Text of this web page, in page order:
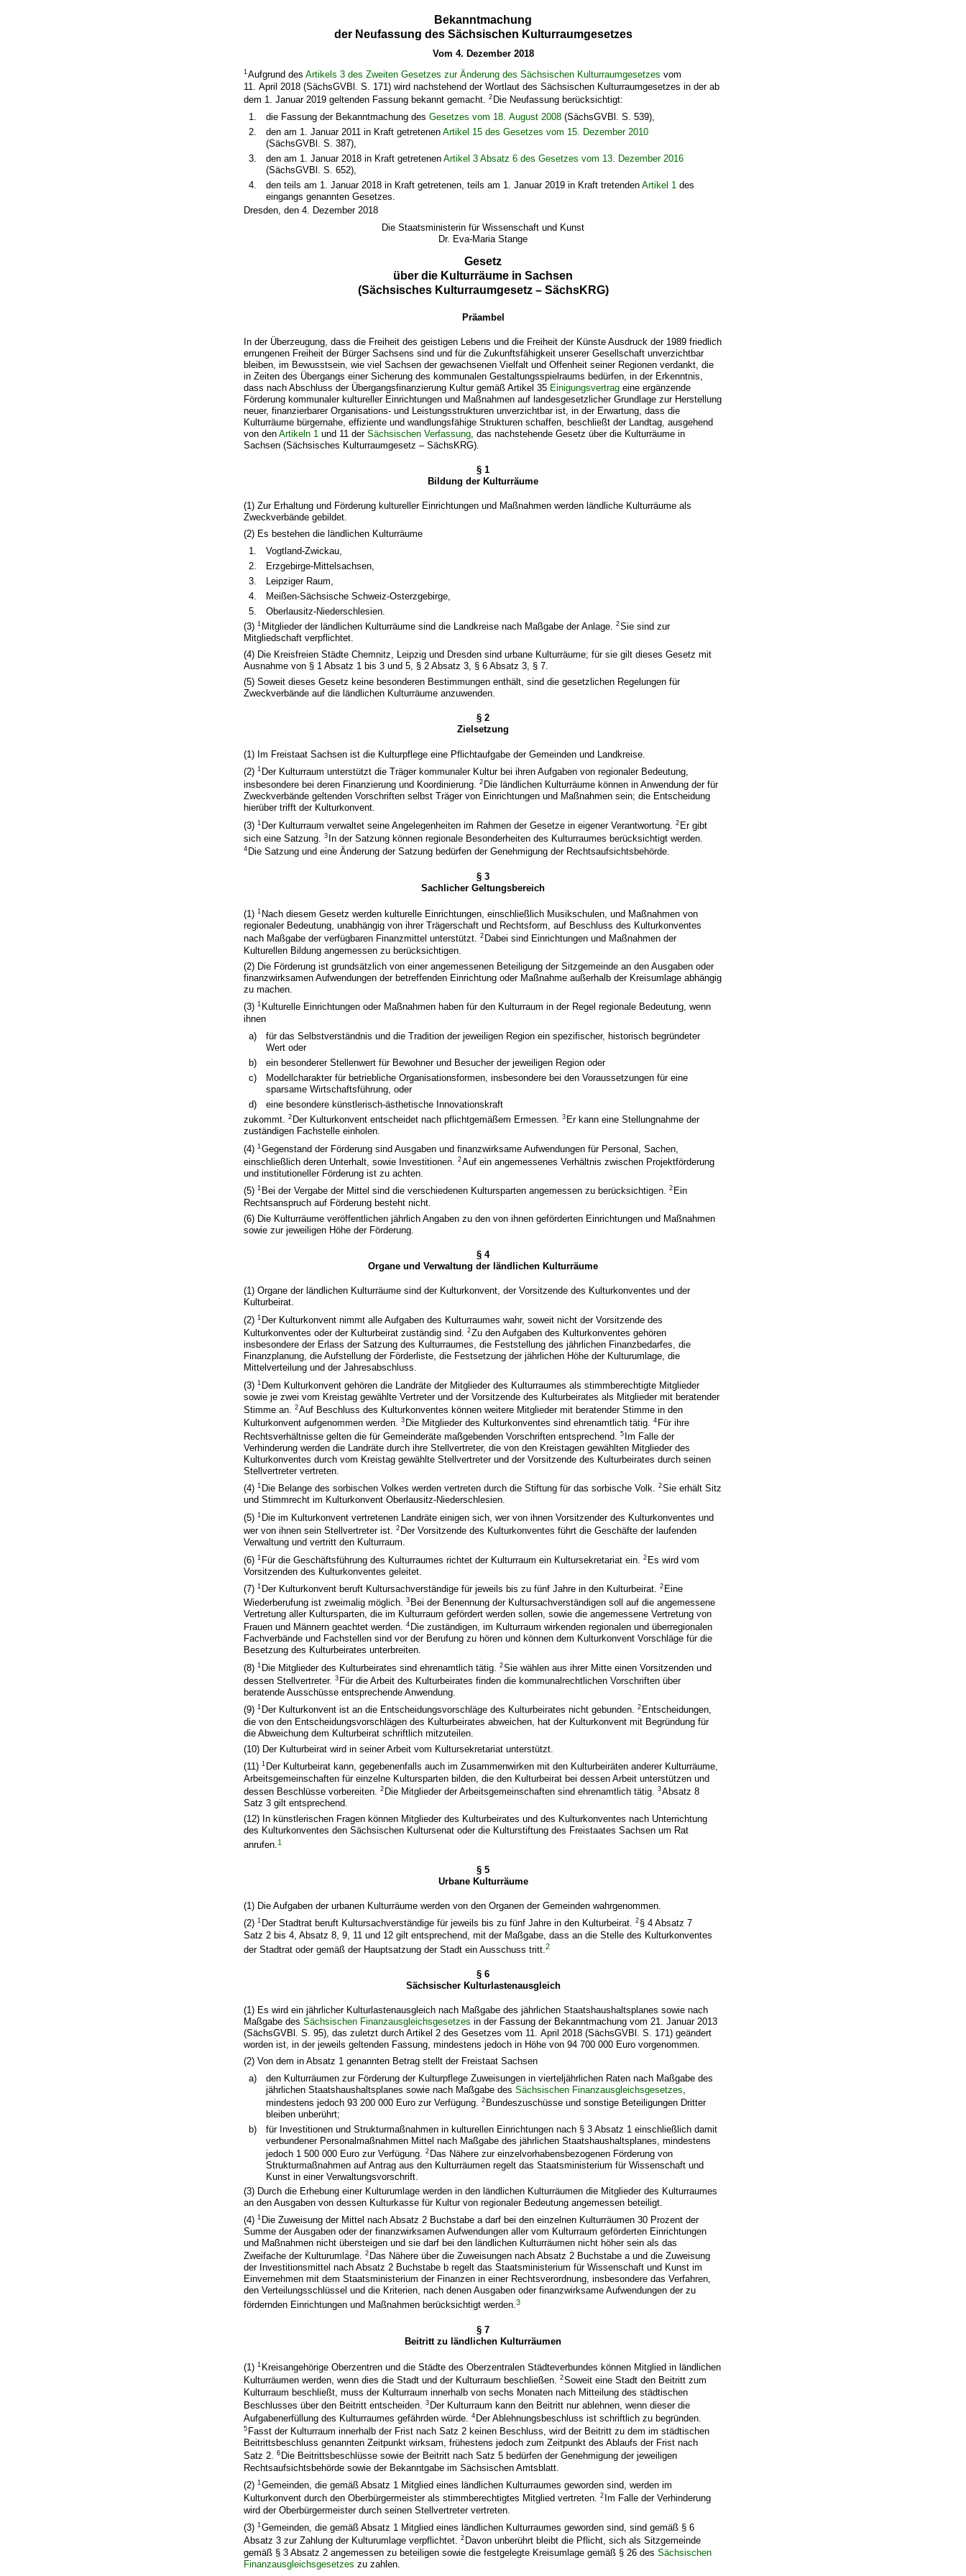
Bekanntmachung
der Neufassung des Sächsischen Kulturraumgesetzes
Vom 4. Dezember 2018
1Aufgrund desArtikels 3 des Zweiten Gesetzes zur Änderung des Sächsischen Kulturraumgesetzes vom
11. April 2018 (SächsGVBl. S. 171) wird nachstehend der Wortlaut des Sächsischen Kulturraumgesetzes in der ab
dem 1. Januar 2019 geltenden Fassung bekannt gemacht.2 Die Neufassung berücksichtigt:
1.
die Fassung der Bekanntmachung des Gesetzes vom 18. August 2008(SächsGVBl. S. 539),
2.
den am 1. Januar 2011 in Kraft getretenen Artikel 15 des Gesetzes vom 15. Dezember 2010
(SächsGVBl. S. 387),
3.
den am 1. Januar 2018 in Kraft getretenen Artikel 3 Absatz 6 des Gesetzes vom 13. Dezember 2016
(SächsGVBl. S. 652),
4.
den teils am 1. Januar 2018 in Kraft getretenen, teils am 1. Januar 2019 in Kraft tretenden Artikel 1des
eingangs genannten Gesetzes.
Dresden, den 4. Dezember 2018
Die Staatsministerin für Wissenschaft und Kunst
Dr. Eva-Maria Stange
Gesetz
über die Kulturräume in Sachsen
(Sächsisches Kulturraumgesetz – SächsKRG)
Präambel
In der Überzeugung, dass die Freiheit des geistigen Lebens und die Freiheit der Künste Ausdruck der 1989 friedlich
errungenen Freiheit der Bürger Sachsens sind und für die Zukunftsfähigkeit unserer Gesellschaft unverzichtbar
bleiben, im Bewusstsein, wie viel Sachsen der gewachsenen Vielfalt und Offenheit seiner Regionen verdankt, die
in Zeiten des Übergangs einer Sicherung des kommunalen Gestaltungsspielraums bedürfen, in der Erkenntnis,
dass nach Abschluss der Übergangsfinanzierung Kultur gemäß Artikel 35 Einigungsvertrag eine ergänzende
Förderung kommunaler kultureller Einrichtungen und Maßnahmen auf landesgesetzlicher Grundlage zur Herstellung
neuer, finanzierbarer Organisations- und Leistungsstrukturen unverzichtbar ist, in der Erwartung, dass die
Kulturräume bürgernahe, effiziente und wandlungsfähige Strukturen schaffen, beschließt der Landtag, ausgehend
von denArtikeln 1 und 11 derSächsischen Verfassung, das nachstehende Gesetz über die Kulturräume in
Sachsen (Sächsisches Kulturraumgesetz – SächsKRG).
§ 1
Bildung der Kulturräume
(1) Zur Erhaltung und Förderung kultureller Einrichtungen und Maßnahmen werden ländliche Kulturräume als
Zweckverbände gebildet.
(2) Es bestehen die ländlichen Kulturräume
1.
Vogtland-Zwickau,
2.
Erzgebirge-Mittelsachsen,
3.
Leipziger Raum,
4.
Meißen-Sächsische Schweiz-Osterzgebirge,
5.
Oberlausitz-Niederschlesien.
(3)1 Mitglieder der ländlichen Kulturräume sind die Landkreise nach Maßgabe der Anlage.2Sie sind zur
Mitgliedschaft verpflichtet.
(4) Die Kreisfreien Städte Chemnitz, Leipzig und Dresden sind urbane Kulturräume; für sie gilt dieses Gesetz mit
Ausnahme von § 1 Absatz 1 bis 3 und 5, § 2 Absatz 3, § 6 Absatz 3, § 7.
(5) Soweit dieses Gesetz keine besonderen Bestimmungen enthält, sind die gesetzlichen Regelungen für
Zweckverbände auf die ländlichen Kulturräume anzuwenden.
§ 2
Zielsetzung
(1) Im Freistaat Sachsen ist die Kulturpflege eine Pflichtaufgabe der Gemeinden und Landkreise.
(2)1 Der Kulturraum unterstützt die Träger kommunaler Kultur bei ihren Aufgaben von regionaler Bedeutung,
insbesondere bei deren Finanzierung und Koordinierung.2 Die ländlichen Kulturräume können in Anwendung der für
Zweckverbände geltenden Vorschriften selbst Träger von Einrichtungen und Maßnahmen sein; die Entscheidung
hierüber trifft der Kulturkonvent.
(3)1 Der Kulturraum verwaltet seine Angelegenheiten im Rahmen der Gesetze in eigener Verantwortung.2 Er gibt
sich eine Satzung.3 In der Satzung können regionale Besonderheiten des Kulturraumes berücksichtigt werden.
4 Die Satzung und eine Änderung der Satzung bedürfen der Genehmigung der Rechtsaufsichtsbehörde.
§ 3
Sachlicher Geltungsbereich
(1)1 Nach diesem Gesetz werden kulturelle Einrichtungen, einschließlich Musikschulen, und Maßnahmen von
regionaler Bedeutung, unabhängig von ihrer Trägerschaft und Rechtsform, auf Beschluss des Kulturkonventes
nach Maßgabe der verfügbaren Finanzmittel unterstützt.2 Dabei sind Einrichtungen und Maßnahmen der
Kulturellen Bildung angemessen zu berücksichtigen.
(2) Die Förderung ist grundsätzlich von einer angemessenen Beteiligung der Sitzgemeinde an den Ausgaben oder
finanzwirksamen Aufwendungen der betreffenden Einrichtung oder Maßnahme außerhalb der Kreisumlage abhängig
zu machen.
(3)1 Kulturelle Einrichtungen oder Maßnahmen haben für den Kulturraum in der Regel regionale Bedeutung, wenn
ihnen
a)
für das Selbstverständnis und die Tradition der jeweiligen Region ein spezifischer, historisch begründeter
Wert oder
b)
ein besonderer Stellenwert für Bewohner und Besucher der jeweiligen Region oder
c)
Modellcharakter für betriebliche Organisationsformen, insbesondere bei den Voraussetzungen für eine
sparsame Wirtschaftsführung, oder
d)
eine besondere künstlerisch-ästhetische Innovationskraft
zukommt.2 Der Kulturkonvent entscheidet nach pflichtgemäßem Ermessen.3 Er kann eine Stellungnahme der
zuständigen Fachstelle einholen.
(4)1 Gegenstand der Förderung sind Ausgaben und finanzwirksame Aufwendungen für Personal, Sachen,
einschließlich deren Unterhalt, sowie Investitionen.2Auf ein angemessenes Verhältnis zwischen Projektförderung
und institutioneller Förderung ist zu achten.
(5)1 Bei der Vergabe der Mittel sind die verschiedenen Kultursparten angemessen zu berücksichtigen.2 Ein
Rechtsanspruch auf Förderung besteht nicht.
(6) Die Kulturräume veröffentlichen jährlich Angaben zu den von ihnen geförderten Einrichtungen und Maßnahmen
sowie zur jeweiligen Höhe der Förderung.
§ 4
Organe und Verwaltung der ländlichen Kulturräume
(1) Organe der ländlichen Kulturräume sind der Kulturkonvent, der Vorsitzende des Kulturkonventes und der
Kulturbeirat.
(2)1 Der Kulturkonvent nimmt alle Aufgaben des Kulturraumes wahr, soweit nicht der Vorsitzende des
Kulturkonventes oder der Kulturbeirat zuständig sind.2Zu den Aufgaben des Kulturkonventes gehören
insbesondere der Erlass der Satzung des Kulturraumes, die Feststellung des jährlichen Finanzbedarfes, die
Finanzplanung, die Aufstellung der Förderliste, die Festsetzung der jährlichen Höhe der Kulturumlage, die
Mittelverteilung und der Jahresabschluss.
(3)1 Dem Kulturkonvent gehören die Landräte der Mitglieder des Kulturraumes als stimmberechtigte Mitglieder
sowie je zwei vom Kreistag gewählte Vertreter und der Vorsitzende des Kulturbeirates als Mitglieder mit beratender
Stimme an.2Auf Beschluss des Kulturkonventes können weitere Mitglieder mit beratender Stimme in den
Kulturkonvent aufgenommen werden.3 Die Mitglieder des Kulturkonventes sind ehrenamtlich tätig.4 Für ihre
Rechtsverhältnisse gelten die für Gemeinderäte maßgebenden Vorschriften entsprechend.5 Im Falle der
Verhinderung werden die Landräte durch ihre Stellvertreter, die von den Kreistagen gewählten Mitglieder des
Kulturkonventes durch vom Kreistag gewählte Stellvertreter und der Vorsitzende des Kulturbeirates durch seinen
Stellvertreter vertreten.
(4)1 Die Belange des sorbischen Volkes werden vertreten durch die Stiftung für das sorbische Volk.2Sie erhält Sitz
und Stimmrecht im Kulturkonvent Oberlausitz-Niederschlesien.
(5)1 Die im Kulturkonvent vertretenen Landräte einigen sich, wer von ihnen Vorsitzender des Kulturkonventes und
wer von ihnen sein Stellvertreter ist.2 Der Vorsitzende des Kulturkonventes führt die Geschäfte der laufenden
Verwaltung und vertritt den Kulturraum.
(6)1 Für die Geschäftsführung des Kulturraumes richtet der Kulturraum ein Kultursekretariat ein.2 Es wird vom
Vorsitzenden des Kulturkonventes geleitet.
(7)1 Der Kulturkonvent beruft Kultursachverständige für jeweils bis zu fünf Jahre in den Kulturbeirat.2 Eine
Wiederberufung ist zweimalig möglich.3 Bei der Benennung der Kultursachverständigen soll auf die angemessene
Vertretung aller Kultursparten, die im Kulturraum gefördert werden sollen, sowie die angemessene Vertretung von
Frauen und Männern geachtet werden.4 Die zuständigen, im Kulturraum wirkenden regionalen und überregionalen
Fachverbände und Fachstellen sind vor der Berufung zu hören und können dem Kulturkonvent Vorschläge für die
Besetzung des Kulturbeirates unterbreiten.
(8)1 Die Mitglieder des Kulturbeirates sind ehrenamtlich tätig.2Sie wählen aus ihrer Mitte einen Vorsitzenden und
dessen Stellvertreter.3 Für die Arbeit des Kulturbeirates finden die kommunalrechtlichen Vorschriften über
beratende Ausschüsse entsprechende Anwendung.
(9)1 Der Kulturkonvent ist an die Entscheidungsvorschläge des Kulturbeirates nicht gebunden.2 Entscheidungen,
die von den Entscheidungsvorschlägen des Kulturbeirates abweichen, hat der Kulturkonvent mit Begründung für
die Abweichung dem Kulturbeirat schriftlich mitzuteilen.
(10) Der Kulturbeirat wird in seiner Arbeit vom Kultursekretariat unterstützt.
(11)1 Der Kulturbeirat kann, gegebenenfalls auch im Zusammenwirken mit den Kulturbeiräten anderer Kulturräume,
Arbeitsgemeinschaften für einzelne Kultursparten bilden, die den Kulturbeirat bei dessen Arbeit unterstützen und
dessen Beschlüsse vorbereiten.2 Die Mitglieder der Arbeitsgemeinschaften sind ehrenamtlich tätig.3Absatz 8
Satz 3 gilt entsprechend.
(12) In künstlerischen Fragen können Mitglieder des Kulturbeirates und des Kulturkonventes nach Unterrichtung
des Kulturkonventes den Sächsischen Kultursenat oder die Kulturstiftung des Freistaates Sachsen um Rat
anrufen.1
§ 5
Urbane Kulturräume
(1) Die Aufgaben der urbanen Kulturräume werden von den Organen der Gemeinden wahrgenommen.
(2)1 Der Stadtrat beruft Kultursachverständige für jeweils bis zu fünf Jahre in den Kulturbeirat.2 § 4 Absatz 7
Satz 2 bis 4, Absatz 8, 9, 11 und 12 gilt entsprechend, mit der Maßgabe, dass an die Stelle des Kulturkonventes
der Stadtrat oder gemäß der Hauptsatzung der Stadt ein Ausschuss tritt.2
§ 6
Sächsischer Kulturlastenausgleich
(1) Es wird ein jährlicher Kulturlastenausgleich nach Maßgabe des jährlichen Staatshaushaltsplanes sowie nach
Maßgabe desSächsischen Finanzausgleichsgesetzes in der Fassung der Bekanntmachung vom 21. Januar 2013
(SächsGVBl. S. 95), das zuletzt durch Artikel 2 des Gesetzes vom 11. April 2018 (SächsGVBl. S. 171) geändert
worden ist, in der jeweils geltenden Fassung, mindestens jedoch in Höhe von 94 700 000 Euro vorgenommen.
(2) Von dem in Absatz 1 genannten Betrag stellt der Freistaat Sachsen
a)
den Kulturräumen zur Förderung der Kulturpflege Zuweisungen in vierteljährlichen Raten nach Maßgabe des
jährlichen Staatshaushaltsplanes sowie nach Maßgabe des Sächsischen Finanzausgleichsgesetzes
mindestens jedoch 93 200 000 Euro zur Verfügung. 2 Bundeszuschüsse und sonstige Beteiligungen Dritter
bleiben unberührt;
b)
für Investitionen und Strukturmaßnahmen in kulturellen Einrichtungen nach § 3 Absatz 1 einschließlich damit
verbundener Personalmaßnahmen Mittel nach Maßgabe des jährlichen Staatshaushaltsplanes, mindestens
jedoch 1 500 000 Euro zur Verfügung. 2 Das Nähere zur einzelvorhabensbezogenen Förderung von
Strukturmaßnahmen auf Antrag aus den Kulturräumen regelt das Staatsministerium für Wissenschaft und
Kunst in einer Verwaltungsvorschrift.
(3) Durch die Erhebung einer Kulturumlage werden in den ländlichen Kulturräumen die Mitglieder des Kulturraumes
an den Ausgaben von dessen Kulturkasse für Kultur von regionaler Bedeutung angemessen beteiligt.
(4)1 Die Zuweisung der Mittel nach Absatz 2 Buchstabe a darf bei den einzelnen Kulturräumen 30 Prozent der
Summe der Ausgaben oder der finanzwirksamen Aufwendungen aller vom Kulturraum geförderten Einrichtungen
und Maßnahmen nicht übersteigen und sie darf bei den ländlichen Kulturräumen nicht höher sein als das
Zweifache der Kulturumlage.2 Das Nähere über die Zuweisungen nach Absatz 2 Buchstabe a und die Zuweisung
der Investitionsmittel nach Absatz 2 Buchstabe b regelt das Staatsministerium für Wissenschaft und Kunst im
Einvernehmen mit dem Staatsministerium der Finanzen in einer Rechtsverordnung, insbesondere das Verfahren,
den Verteilungsschlüssel und die Kriterien, nach denen Ausgaben oder finanzwirksame Aufwendungen der zu
fördernden Einrichtungen und Maßnahmen berücksichtigt werden.3
§ 7
Beitritt zu ländlichen Kulturräumen
(1)1 Kreisangehörige Oberzentren und die Städte des Oberzentralen Städteverbundes können Mitglied in ländlichen
Kulturräumen werden, wenn dies die Stadt und der Kulturraum beschließen.2Soweit eine Stadt den Beitritt zum
Kulturraum beschließt, muss der Kulturraum innerhalb von sechs Monaten nach Mitteilung des städtischen
Beschlusses über den Beitritt entscheiden.3 Der Kulturraum kann den Beitritt nur ablehnen, wenn dieser die
Aufgabenerfüllung des Kulturraumes gefährden würde.4 Der Ablehnungsbeschluss ist schriftlich zu begründen.
5 Fasst der Kulturraum innerhalb der Frist nach Satz 2 keinen Beschluss, wird der Beitritt zu dem im städtischen
Beitrittsbeschluss genannten Zeitpunkt wirksam, frühestens jedoch zum Zeitpunkt des Ablaufs der Frist nach
Satz 2.6 Die Beitrittsbeschlüsse sowie der Beitritt nach Satz 5 bedürfen der Genehmigung der jeweiligen
Rechtsaufsichtsbehörde sowie der Bekanntgabe im Sächsischen Amtsblatt.
(2)1Gemeinden, die gemäß Absatz 1 Mitglied eines ländlichen Kulturraumes geworden sind, werden im
Kulturkonvent durch den Oberbürgermeister als stimmberechtigtes Mitglied vertreten.2 Im Falle der Verhinderung
wird der Oberbürgermeister durch seinen Stellvertreter vertreten.
(3)1Gemeinden, die gemäß Absatz 1 Mitglied eines ländlichen Kulturraumes geworden sind, sind gemäß § 6
Absatz 3 zur Zahlung der Kulturumlage verpflichtet.2 Davon unberührt bleibt die Pflicht, sich als Sitzgemeinde
gemäß § 3 Absatz 2 angemessen zu beteiligen sowie die festgelegte Kreisumlage gemäß § 26 desSächsischen
Finanzausgleichsgesetzes zu zahlen.